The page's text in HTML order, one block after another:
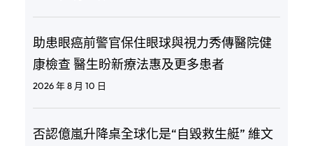
助患眼癌前警官保住眼球與視力秀傳醫院健
康檢查 醫生盼新療法惠及更多患者
2026 年 8 月 10 日
否認億嵐升降桌全球化是“自毀救生艇” 維文